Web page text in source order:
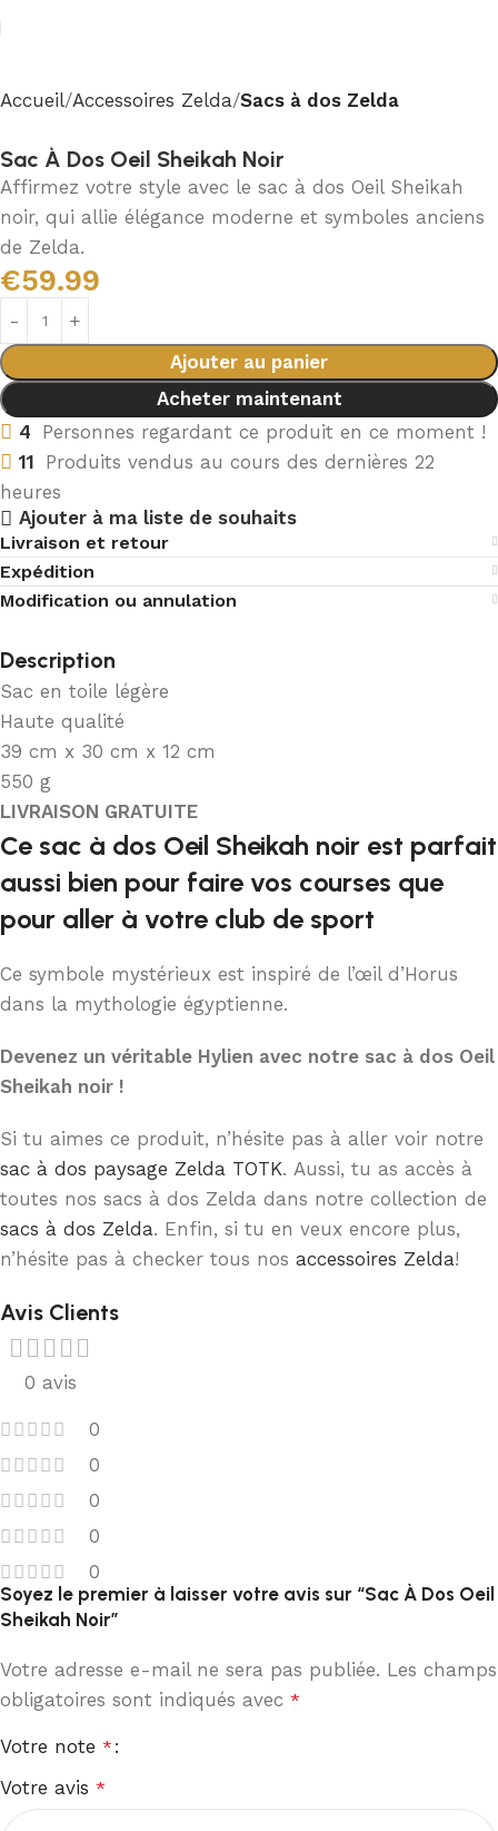
Accueil Accessoires Zelda Sacs à dos Zelda
Sac À Dos Oeil Sheikah Noir
Affirmez votre style avec le sac à dos Oeil Sheikah
noir, qui allie élégance moderne et symboles anciens
de Zelda.
€59.99
Ajouter au panier
Acheter maintenant
4 Personnes regardant ce produit en ce moment !
11 Produits vendus au cours des dernières 22
heures
Ajouter à ma liste de souhaits
Livraison et retour
Expédition
Modification ou annulation
Description
Sac en toile légère
Haute qualité
39 cm x 30 cm x 12 cm
550 g
LIVRAISON GRATUITE
Ce sac à dos Oeil Sheikah noir est parfait
aussi bien pour faire vos courses que
pour aller à votre club de sport
Ce symbole mystérieux est inspiré de l’œil d’Horus
dans la mythologie égyptienne.
Devenez un véritable Hylien avec notre sac à dos Oeil
Sheikah noir !
Si tu aimes ce produit, n’hésite pas à aller voir notre
sac à dos paysage Zelda TOTK. Aussi, tu as accès à
toutes nos sacs à dos Zelda dans notre collection de
sacs à dos Zelda. Enfin, si tu en veux encore plus,
n’hésite pas à checker tous nos accessoires Zelda!
Avis Clients
0 avis
0
0
0
0
0
Soyez le premier à laisser votre avis sur “Sac À Dos Oeil
Sheikah Noir”
Votre adresse e-mail ne sera pas publiée. Les champs
obligatoires sont indiqués avec *
Votre note *
Votre avis *